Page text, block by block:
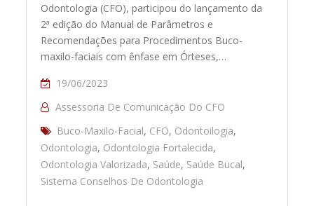
Odontologia (CFO), participou do lançamento da
2ª edição do Manual de Parâmetros e
Recomendações para Procedimentos Buco-
maxilo-faciais com ênfase em Órteses,…
19/06/2023
Assessoria De Comunicação Do CFO
Buco-Maxilo-Facial, CFO, Odontoilogia,
Odontologia, Odontologia Fortalecida,
Odontologia Valorizada, Saúde, Saúde Bucal,
Sistema Conselhos De Odontologia